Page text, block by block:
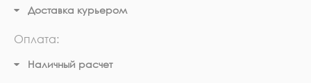
Доставка курьером
Оплата:
Наличный расчет